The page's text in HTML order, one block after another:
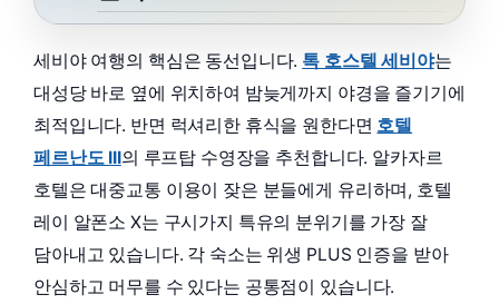
세비야 여행의 핵심은 동선입니다. 톡 호스텔 세비야는
대성당 바로 옆에 위치하여 밤늦게까지 야경을 즐기기에
최적입니다. 반면 럭셔리한 휴식을 원한다면 호텔
페르난도 III의 루프탑 수영장을 추천합니다. 알카자르
호텔은 대중교통 이용이 잦은 분들에게 유리하며, 호텔
레이 알폰소 X는 구시가지 특유의 분위기를 가장 잘
담아내고 있습니다. 각 숙소는 위생 PLUS 인증을 받아
안심하고 머무를 수 있다는 공통점이 있습니다.